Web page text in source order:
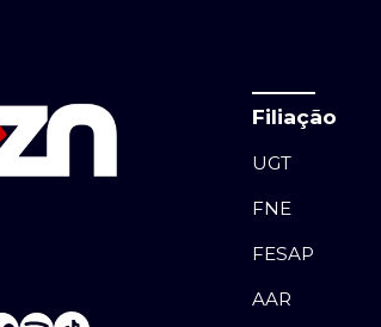
Filiação
UGT
FNE
FESAP
AAR